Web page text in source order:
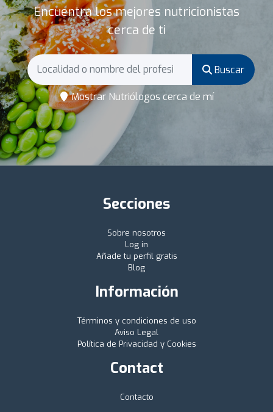
Encuentra los mejores nutricionistas
cerca de ti
Buscar
Mostrar Nutriólogos cerca de mí
Secciones
Sobre nosotros
Log in
Añade tu perfil gratis
Blog
Información
Términos y condiciones de uso
Aviso Legal
Política de Privacidad y Cookies
Contact
Contacto